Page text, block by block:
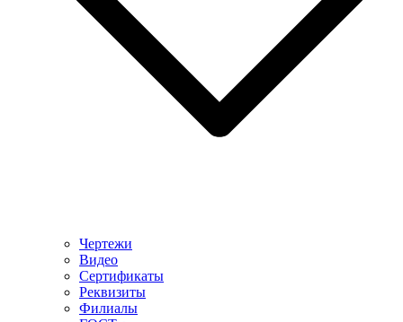
Чертежи
Видео
Сертификаты
Реквизиты
Филиалы